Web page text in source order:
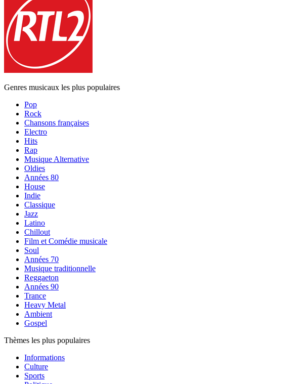
Genres musicaux les plus populaires
Pop
Rock
Chansons françaises
Electro
Hits
Rap
Musique Alternative
Oldies
Années 80
House
Indie
Classique
Jazz
Latino
Chillout
Film et Comédie musicale
Soul
Années 70
Musique traditionnelle
Reggaeton
Années 90
Trance
Heavy Metal
Ambient
Gospel
Thèmes les plus populaires
Informations
Culture
Sports